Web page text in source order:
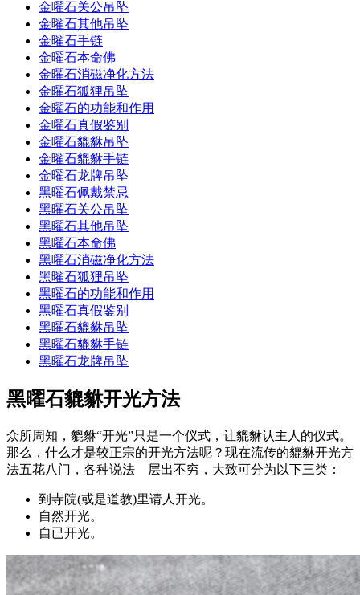
金曜石关公吊坠
金曜石其他吊坠
金曜石手链
金曜石本命佛
金曜石消磁净化方法
金曜石狐狸吊坠
金曜石的功能和作用
金曜石真假鉴别
金曜石貔貅吊坠
金曜石貔貅手链
金曜石龙牌吊坠
黑曜石佩戴禁忌
黑曜石关公吊坠
黑曜石其他吊坠
黑曜石本命佛
黑曜石消磁净化方法
黑曜石狐狸吊坠
黑曜石的功能和作用
黑曜石真假鉴别
黑曜石貔貅吊坠
黑曜石貔貅手链
黑曜石龙牌吊坠
黑曜石貔貅开光方法
众所周知，貔貅“开光”只是一个仪式，让貔貅认主人的仪式。
那么，什么才是较正宗的开光方法呢？现在流传的貔貅开光方
法五花八门，各种说法 层出不穷，大致可分为以下三类：
到寺院(或是道教)里请人开光。
自然开光。
自已开光。